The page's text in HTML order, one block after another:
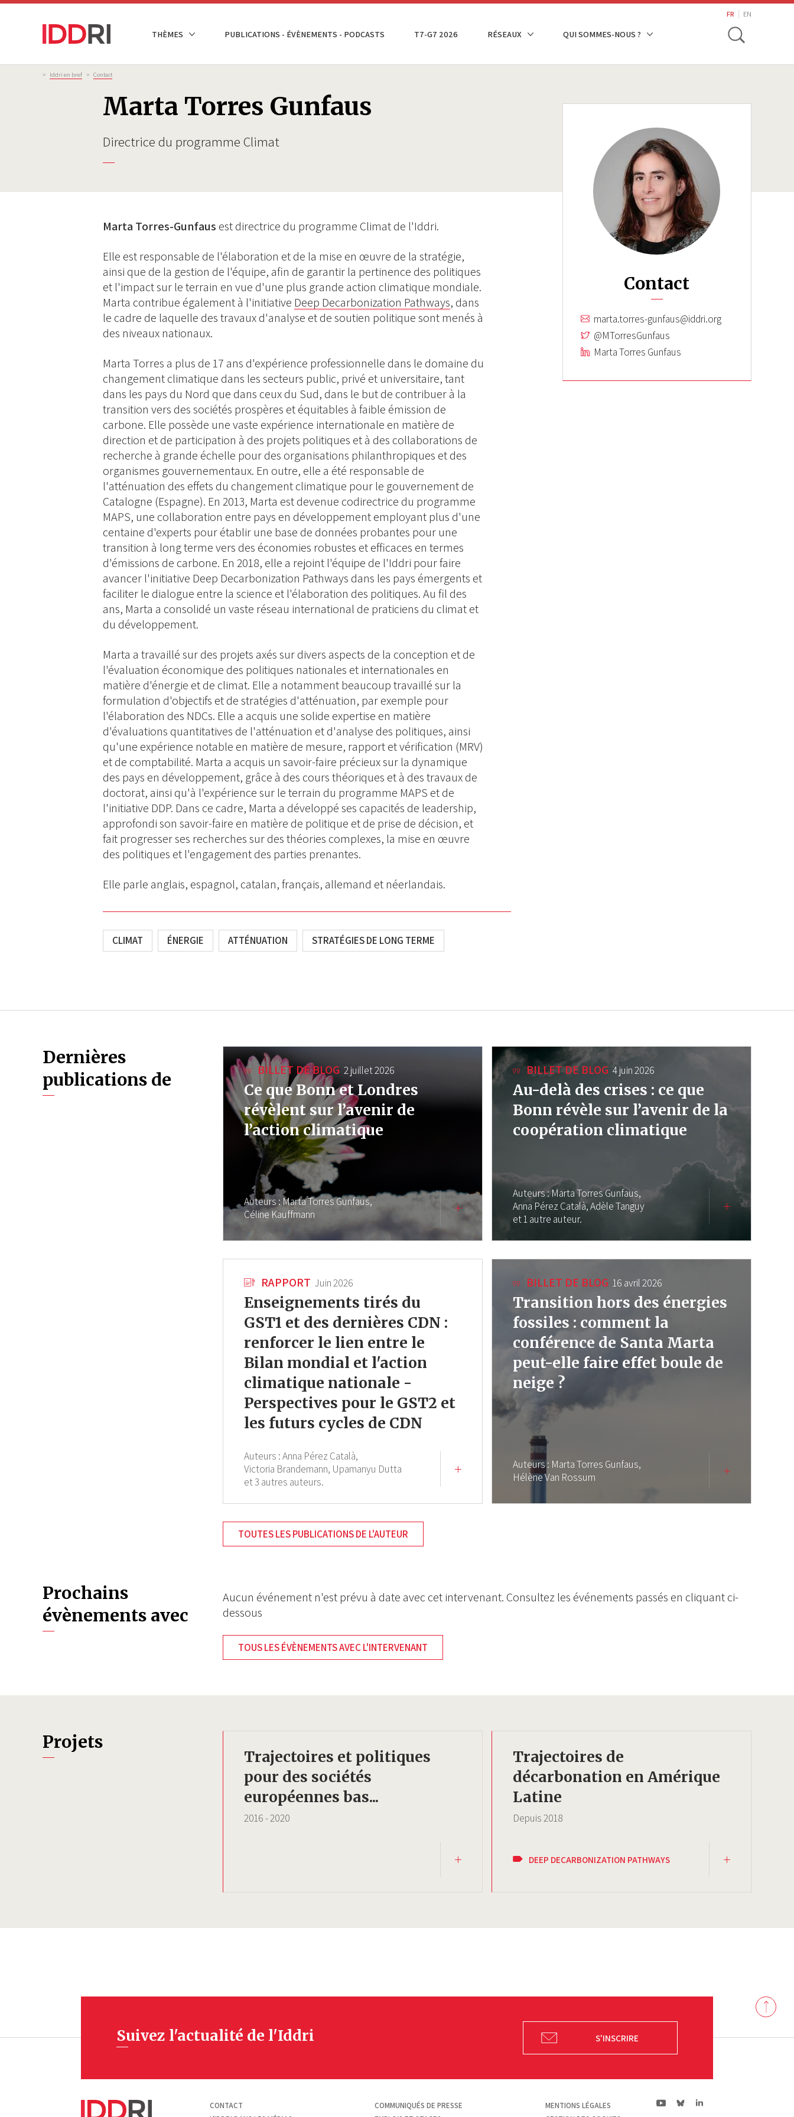
Aller
NAVIGATION
THÈMES PUBLICATIONS - ÉVÈNEMENTS - PODCASTS T7-G7 2026 RÉSEAUX QUI SOMMES-NOUS ?
FR EN
Toggle
Fil
d'Ariane
> Iddri en bref > Contact
Marta Torres Gunfaus
Directrice du programme Climat
Marta Torres-Gunfaus est directrice du programme Climat de l'Iddri.
Elle est responsable de l'élaboration et de la mise en œuvre de la stratégie,
ainsi que de la gestion de l'équipe, afin de garantir la pertinence des politiques
et l'impact sur le terrain en vue d'une plus grande action climatique mondiale.
Marta contribue également à l'initiative Deep Decarbonization Pathways, dans
le cadre de laquelle des travaux d'analyse et de soutien politique sont menés à
des niveaux nationaux.
Marta Torres a plus de 17 ans d'expérience professionnelle dans le domaine du
changement climatique dans les secteurs public, privé et universitaire, tant
dans les pays du Nord que dans ceux du Sud, dans le but de contribuer à la
transition vers des sociétés prospères et équitables à faible émission de
carbone. Elle possède une vaste expérience internationale en matière de
direction et de participation à des projets politiques et à des collaborations de
recherche à grande échelle pour des organisations philanthropiques et des
organismes gouvernementaux. En outre, elle a été responsable de
l'atténuation des effets du changement climatique pour le gouvernement de
Catalogne (Espagne). En 2013, Marta est devenue codirectrice du programme
MAPS, une collaboration entre pays en développement employant plus d'une
centaine d'experts pour établir une base de données probantes pour une
transition à long terme vers des économies robustes et efficaces en termes
d'émissions de carbone. En 2018, elle a rejoint l'équipe de l'Iddri pour faire
avancer l'initiative Deep Decarbonization Pathways dans les pays émergents et
faciliter le dialogue entre la science et l'élaboration des politiques. Au fil des
ans, Marta a consolidé un vaste réseau international de praticiens du climat et
du développement.
Marta a travaillé sur des projets axés sur divers aspects de la conception et de
l'évaluation économique des politiques nationales et internationales en
matière d'énergie et de climat. Elle a notamment beaucoup travaillé sur la
formulation d'objectifs et de stratégies d'atténuation, par exemple pour
l'élaboration des NDCs. Elle a acquis une solide expertise en matière
d'évaluations quantitatives de l'atténuation et d'analyse des politiques, ainsi
qu'une expérience notable en matière de mesure, rapport et vérification (MRV)
et de comptabilité. Marta a acquis un savoir-faire précieux sur la dynamique
des pays en développement, grâce à des cours théoriques et à des travaux de
doctorat, ainsi qu'à l'expérience sur le terrain du programme MAPS et de
l'initiative DDP. Dans ce cadre, Marta a développé ses capacités de leadership,
approfondi son savoir-faire en matière de politique et de prise de décision, et
fait progresser ses recherches sur des théories complexes, la mise en œuvre
des politiques et l'engagement des parties prenantes.
Elle parle anglais, espagnol, catalan, français, allemand et néerlandais.
CLIMAT ÉNERGIE ATTÉNUATION STRATÉGIES DE LONG TERME
Contact
marta.torres-gunfaus@iddri.org
@MTorresGunfaus
Marta Torres Gunfaus
Dernières
publications de
BILLET DE BLOG 2 juillet 2026
Ce que Bonn et Londres
révèlent sur l’avenir de
l’action climatique
Auteurs :Marta Torres Gunfaus,
Céline Kauffmann
BILLET DE BLOG 4 juin 2026
Au-delà des crises : ce que
Bonn révèle sur l’avenir de la
coopération climatique
Auteurs :Marta Torres Gunfaus,
Anna Pérez Català,Adèle Tanguy
et 1 autre auteur.
RAPPORT Juin 2026
Enseignements tirés du
GST1 et des dernières CDN :
renforcer le lien entre le
Bilan mondial et l'action
climatique nationale -
Perspectives pour le GST2 et
les futurs cycles de CDN
Auteurs :Anna Pérez Català,
Victoria Brandemann, Upamanyu Dutta
et 3 autres auteurs.
BILLET DE BLOG 16 avril 2026
Transition hors des énergies
fossiles : comment la
conférence de Santa Marta
peut-elle faire effet boule de
neige ?
Auteurs : Marta Torres Gunfaus,
Hélène Van Rossum
TOUTES LES PUBLICATIONS DE L'AUTEUR
Prochains
évènements avec
Aucun événement n'est prévu à date avec cet intervenant. Consultez les événements passés en cliquant ci-
dessous
TOUS LES ÉVÈNEMENTS AVEC L'INTERVENANT
Projets
Trajectoires et politiques
pour des sociétés
européennes bas...
2016-2020
Trajectoires de
décarbonation en Amérique
Latine
Depuis2018
DEEP DECARBONIZATION PATHWAYS
Suivez l'actualité de l'Iddri S'INSCRIRE
Back
to
top
Pied
CONTACT
COMMUNIQUÉS DE PRESSE
MENTIONS LÉGALES
ln|LinkedIn
bs|Bluesky